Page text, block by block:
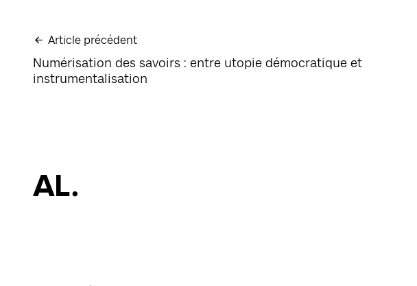
Article précédent
Numérisation des savoirs : entre utopie démocratique et
instrumentalisation